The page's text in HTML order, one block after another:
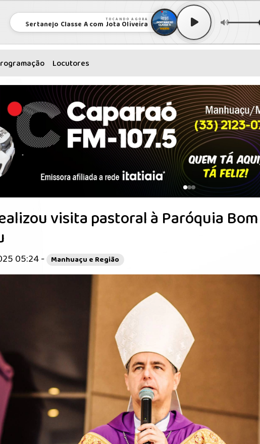
TOCANDO AGORA
Sertanejo Classe A com Jota Oliveira
Locutores
visita pastoral à Paróquia
05:24 - Manhuaçu e Região